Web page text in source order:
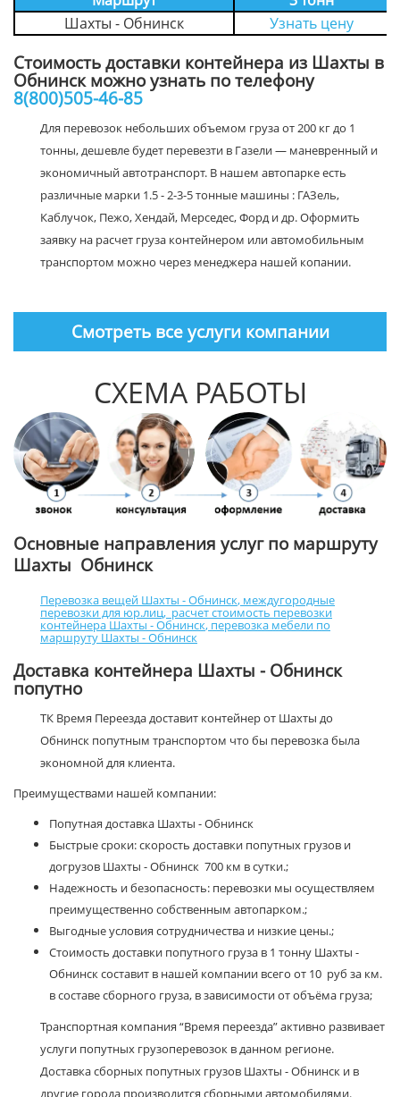
Шахты - Обнинск
Узнать цену
Стоимость доставки контейнера из Шахты в
Обнинск можно узнать по телефону
8(800)505-46-85
Для перевозок небольших объемом груза от 200 кг до 1
тонны, дешевле будет перевезти в Газели — маневренный и
экономичный автотранспорт. В нашем автопарке есть
различные марки 1.5 - 2-3-5 тонные машины : ГАЗель,
Каблучок, Пежо, Хендай, Мерседес, Форд и др. Оформить
заявку на расчет груза контейнером или автомобильным
транспортом можно через менеджера нашей копании.
Смотреть все услуги компании
СХЕМА РАБОТЫ
Основные направления услуг по маршруту
Шахты Обнинск
Перевозка вещей Шахты - Обнинск, междугородные
перевозки для юр.лиц, расчет стоимость перевозки
контейнера Шахты - Обнинск, перевозка мебели по
маршруту Шахты - Обнинск
Доставка контейнера Шахты - Обнинск
попутно
ТК Время Переезда доставит контейнер от Шахты до
Обнинск попутным транспортом что бы перевозка была
экономной для клиента.
Преимуществами нашей компании:
Попутная доставка Шахты - Обнинск
Быстрые сроки: скорость доставки попутных грузов и
догрузов Шахты - Обнинск 700 км в сутки.;
Надежность и безопасность: перевозки мы осуществляем
преимущественно собственным автопарком.;
Выгодные условия сотрудничества и низкие цены.;
Стоимость доставки попутного груза в 1 тонну Шахты -
Обнинск составит в нашей компании всего от 10 руб за км.
в составе сборного груза, в зависимости от объёма груза;
Транспортная компания “Время переезда” активно развивает
услуги попутных грузоперевозок в данном регионе.
Доставка сборных попутных грузов Шахты - Обнинск и в
другие города производится сборными автомобилями.